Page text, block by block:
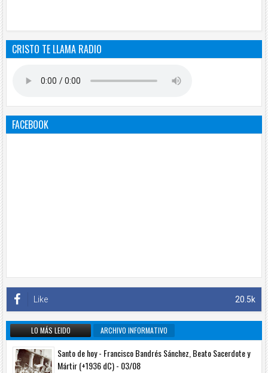
CRISTO TE LLAMA RADIO
FACEBOOK
20.5k
Like
LO MÁS LEIDO ARCHIVO INFORMATIVO
Santo de hoy - Francisco Bandrés Sánchez, Beato Sacerdote y
Mártir (+1936 dC) - 03/08